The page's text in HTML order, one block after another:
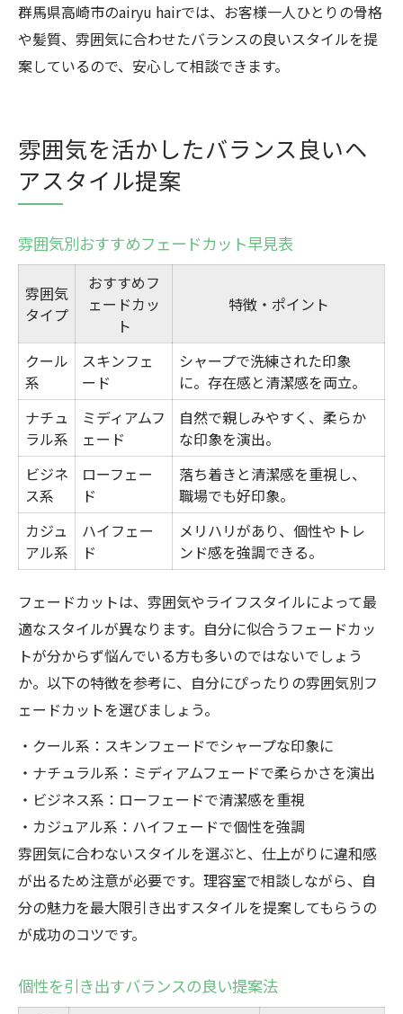
群馬県高崎市のairyu hairでは、お客様一人ひとりの骨格
や髪質、雰囲気に合わせたバランスの良いスタイルを提
案しているので、安心して相談できます。
雰囲気を活かしたバランス良いヘ
アスタイル提案
雰囲気別おすすめフェードカット早見表
雰囲気
タイプ
おすすめフ
ェードカッ
ト
特徴・ポイント
クール
系
スキンフェ
ード
シャープで洗練された印象
に。存在感と清潔感を両立。
ナチュ
ラル系
ミディアムフ
ェード
自然で親しみやすく、柔らか
な印象を演出。
ビジネ
ス系
ローフェー
ド
落ち着きと清潔感を重視し、
職場でも好印象。
カジュ
アル系
ハイフェー
ド
メリハリがあり、個性やトレ
ンド感を強調できる。
フェードカットは、雰囲気やライフスタイルによって最
適なスタイルが異なります。自分に似合うフェードカッ
トが分からず悩んでいる方も多いのではないでしょう
か。以下の特徴を参考に、自分にぴったりの雰囲気別フ
ェードカットを選びましょう。
・クール系：スキンフェードでシャープな印象に
・ナチュラル系：ミディアムフェードで柔らかさを演出
・ビジネス系：ローフェードで清潔感を重視
・カジュアル系：ハイフェードで個性を強調
雰囲気に合わないスタイルを選ぶと、仕上がりに違和感
が出るため注意が必要です。理容室で相談しながら、自
分の魅力を最大限引き出すスタイルを提案してもらうの
が成功のコツです。
個性を引き出すバランスの良い提案法